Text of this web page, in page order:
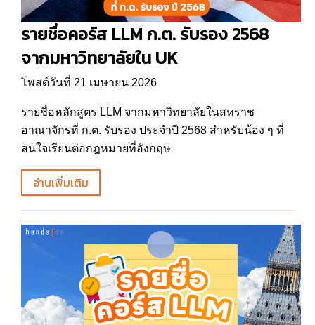
รายชื่อคอร์ส LLM ก.ต. รับรอง 2568
จากมหาวิทยาลัยใน UK
โพสต์วันที่ 21 เมษายน 2026
รายชื่อหลักสูตร LLM จากมหาวิทยาลัยในสหราช
อาณาจักรที่ ก.ต. รับรอง ประจำปี 2568 สำหรับน้อง ๆ ที่
สนใจเรียนต่อกฎหมายที่อังกฤษ
อ่านเพิ่มเติม